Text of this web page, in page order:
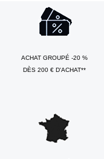
ACHAT GROUPÉ -20 %
DÈS 200 € D'ACHAT**